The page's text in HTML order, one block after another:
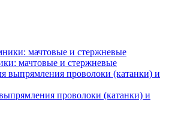
мачтовые и стержневые
проволоки (катанки) и